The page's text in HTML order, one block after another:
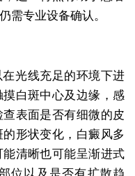
需专业设备确认。
光线充足的环境下进
白斑中心及边缘，感
表面是否有细微的皮
形状变化，白癜风多
清晰也可能呈渐进式